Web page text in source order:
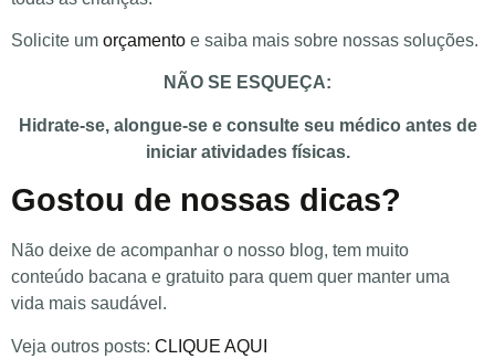
Solicite um orçamento e saiba mais sobre nossas soluções.
NÃO SE ESQUEÇA:
Hidrate-se, alongue-se e consulte seu médico antes de
iniciar atividades físicas.
Gostou de nossas dicas?
Não deixe de acompanhar o nosso blog, tem muito
conteúdo bacana e gratuito para quem quer manter uma
vida mais saudável.
Veja outros posts: CLIQUE AQUI